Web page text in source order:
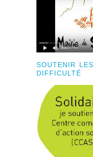
SOUTENIR
DIFFICULTÉ